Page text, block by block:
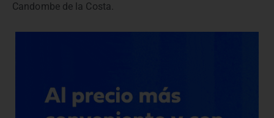
Candombe de la Costa.